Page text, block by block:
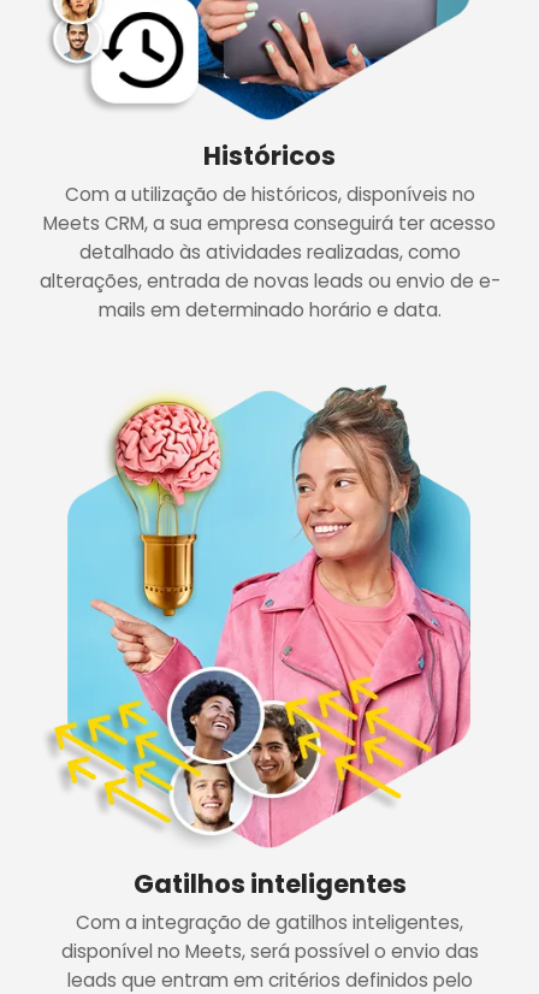
Históricos
Com a utilização de históricos, disponíveis no
Meets CRM, a sua empresa conseguirá ter acesso
detalhado às atividades realizadas, como
alterações, entrada de novas leads ou envio de e-
mails em determinado horário e data.
Gatilhos inteligentes
Com a integração de gatilhos inteligentes,
disponível no Meets, será possível o envio das
leads que entram em critérios definidos pelo